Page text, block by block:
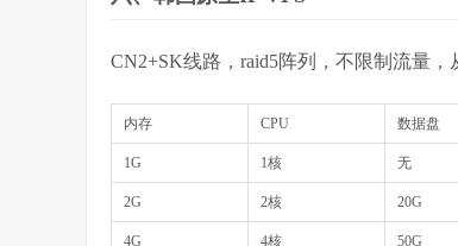
CN2+SK线路，raid5阵列，不限制流量，
内存 CPU 数据盘
1G 1核 无
2G 2核 20G
4G 4核 50G